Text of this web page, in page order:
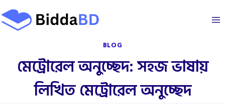
Skip
to
BLOG
মেট্রোরেল অনুচ্ছেদ: সহজ ভাষায়
লিখিত মেট্রোরেল অনুচ্ছেদ